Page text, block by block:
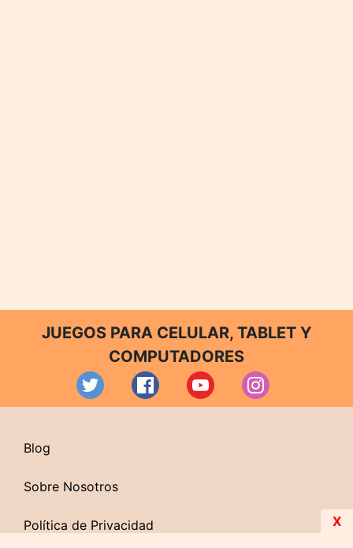
JUEGOS PARA CELULAR, TABLET Y
COMPUTADORES
Blog
Sobre Nosotros
Política de Privacidad X